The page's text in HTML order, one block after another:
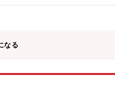
す。・最新のコミュニケーショ
ティ対策の強化などの取り組み
なる